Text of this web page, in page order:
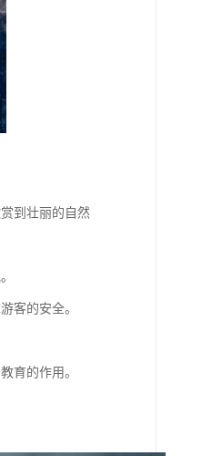
到壮丽的自然
客的安全。
育的作用。